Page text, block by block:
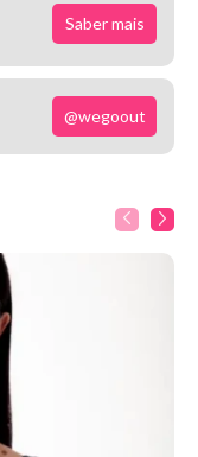
Saber mais
@wegoout